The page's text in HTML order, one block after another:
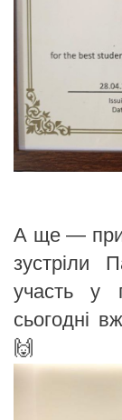
А ще —
зустріли
участь у
сьогодні
🙌